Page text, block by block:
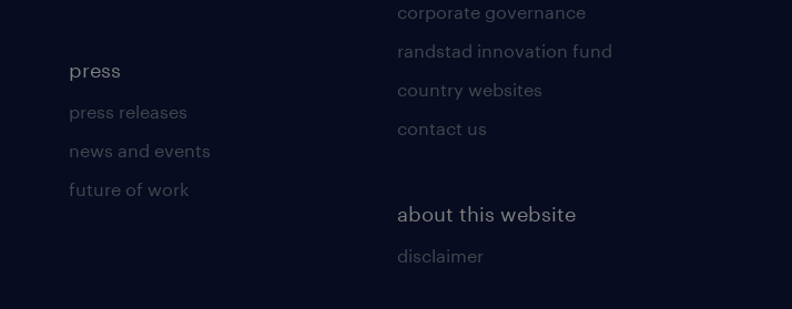
press
press releases
news and events
future of work
corporate governance
randstad innovation fund
country websites
contact us
about this website
disclaimer